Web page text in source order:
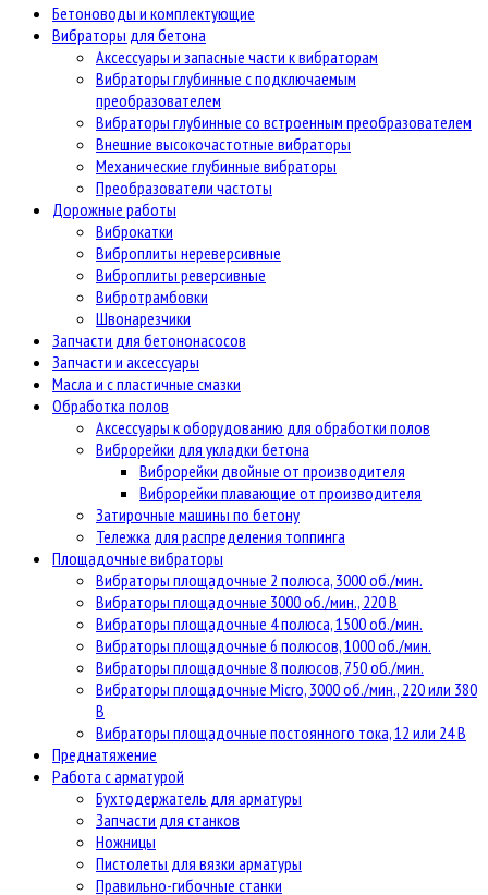
Бетоноводы и комплектующие
Вибраторы для бетона
Аксессуары и запасные части к вибраторам
Вибраторы глубинные с подключаемым
преобразователем
Вибраторы глубинные со встроенным преобразователем
Внешние высокочастотные вибраторы
Механические глубинные вибраторы
Преобразователи частоты
Дорожные работы
Виброкатки
Виброплиты нереверсивные
Виброплиты реверсивные
Вибротрамбовки
Швонарезчики
Запчасти для бетононасосов
Запчасти и аксессуары
Масла и с пластичные смазки
Обработка полов
Аксессуары к оборудованию для обработки полов
Виброрейки для укладки бетона
Виброрейки двойные от производителя
Виброрейки плавающие от производителя
Затирочные машины по бетону
Тележка для распределения топпинга
Площадочные вибраторы
Вибраторы площадочные 2 полюса, 3000 об./мин.
Вибраторы площадочные 3000 об./мин., 220 В
Вибраторы площадочные 4 полюса, 1500 об./мин.
Вибраторы площадочные 6 полюсов, 1000 об./мин.
Вибраторы площадочные 8 полюсов, 750 об./мин.
Вибраторы площадочные Micro, 3000 об./мин., 220 или 380
В
Вибраторы площадочные постоянного тока, 12 или 24 В
Преднатяжение
Работа с арматурой
Бухтодержатель для арматуры
Запчасти для станков
Ножницы
Пистолеты для вязки арматуры
Правильно-гибочные станки